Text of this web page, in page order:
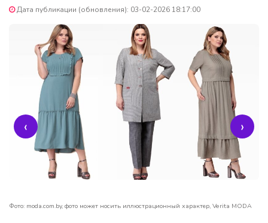
Дата публикации (обновления): 03-02-2026 18:17:00
Фото: moda.com.by, фото может носить иллюстрационный характер, Verita MODA
‹ ›